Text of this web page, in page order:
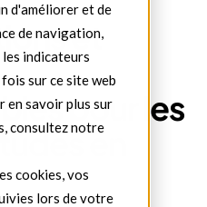
d'améliorer et de
de navigation,
indicateurs
sur ce site web
en savoir plus sur
consultez notre
cookies, vos
lors de votre
et
pour les
en